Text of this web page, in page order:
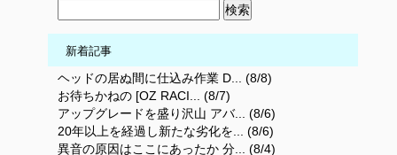
新着記事
ヘッドの居ぬ間に仕込み作業 D... (8/8)
お待ちかねの [OZ RACI... (8/7)
アップグレードを盛り沢山 アバ... (8/6)
20年以上を経過し新たな劣化を... (8/6)
異音の原因はここにあったか 分... (8/4)